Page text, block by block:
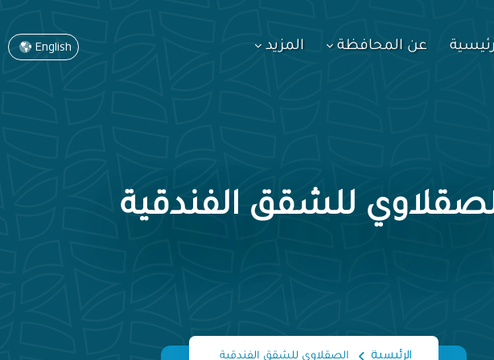
عن المحافظة المزيد English
للشقق الفندقية
الرئيسية الصقلاوي للشقق الفندقية